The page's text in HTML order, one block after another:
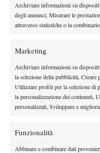
Archiviare informazioni su
degli annunci, Misurare le
attraverso statistiche o la
Marketing
Archiviare informazioni su
la selezione della pubblicità,
Utilizzare profili per la selezione di
la personalizzazione dei contenuti,
personalizzati, Sviluppare e
Funzionalità
Abbinare e combinare dati